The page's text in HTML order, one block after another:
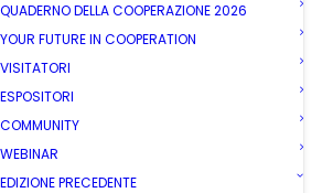
QUADERNO DELLA COOPERAZIONE 2026
YOUR FUTURE IN COOPERATION
VISITATORI
ESPOSITORI
COMMUNITY
WEBINAR
EDIZIONE PRECEDENTE